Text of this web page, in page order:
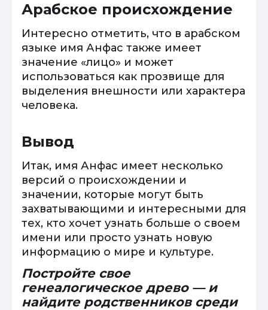
Арабское происхождение
Интересно отметить, что в арабском
языке имя Анфас также имеет
значение «лицо» и может
использоваться как прозвище для
выделения внешности или характера
человека.
Вывод
Итак, имя Анфас имеет несколько
версий о происхождении и
значении, которые могут быть
захватывающими и интересными для
тех, кто хочет узнать больше о своем
имени или просто узнать новую
информацию о мире и культуре.
Постройте свое
генеалогическое древо — и
найдите родственников среди